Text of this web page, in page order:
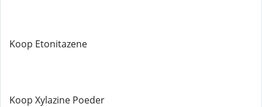
Koop Etonitazene
Koop Xylazine Poeder